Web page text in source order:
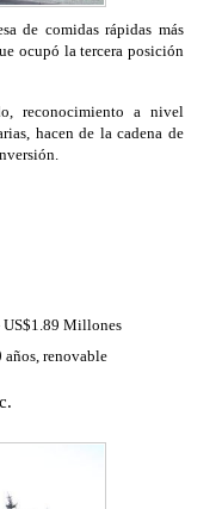
de comidas rápidas más
ocupó la tercera posición
reconocimiento a nivel
hacen de la cadena de
Millones
años, renovable